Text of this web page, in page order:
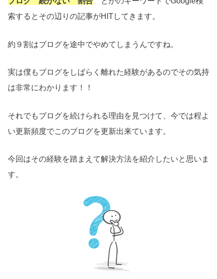
索するとその辺りの記事がHITしてきます。
約９割はブログを途中でやめてしまうんですね。
実は僕もブログをしばらく離れた経験があるのでその気持
は非常にわかります！！
それでもブログを続けられる理由を見つけて、今では程よ
い更新頻度でこのブログを更新出来ています。
今回はその経験を踏まえて解決方法を紹介したいと思いま
す。